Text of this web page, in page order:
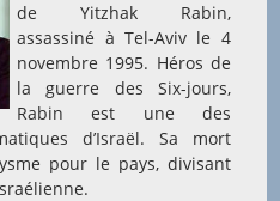
de Yitzhak Rabin,
assassiné à Tel-Aviv le 4
novembre 1995. Héros de
la guerre des Six-jours,
Rabin est une des
d’Israël. Sa mort
pour le pays, divisant